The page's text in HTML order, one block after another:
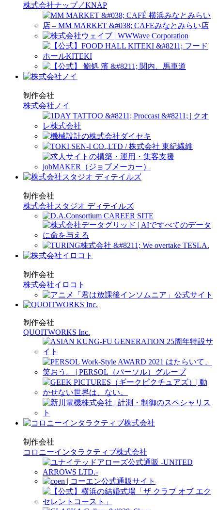
株式会社ナップ／KNAP
制作会社
株式会社ノイ
制作会社
株式会社スタジオ ディテイルズ
制作会社
株式会社イロコト
制作会社
QUOITWORKS Inc.
制作会社
コロニーインタラクティブ株式会社